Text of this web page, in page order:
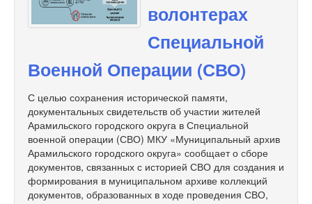
волонтерах
Специальной
Военной Операции (СВО)
С целью сохранения исторической памяти,
документальных свидетельств об участии жителей
Арамильского городского округа в Специальной
военной операции (СВО) МКУ «Муниципальный архив
Арамильского городского округа» сообщает о сборе
документов, связанных с историей СВО для создания и
формирования в муниципальном архиве коллекций
документов, образованных в ходе проведения СВО,